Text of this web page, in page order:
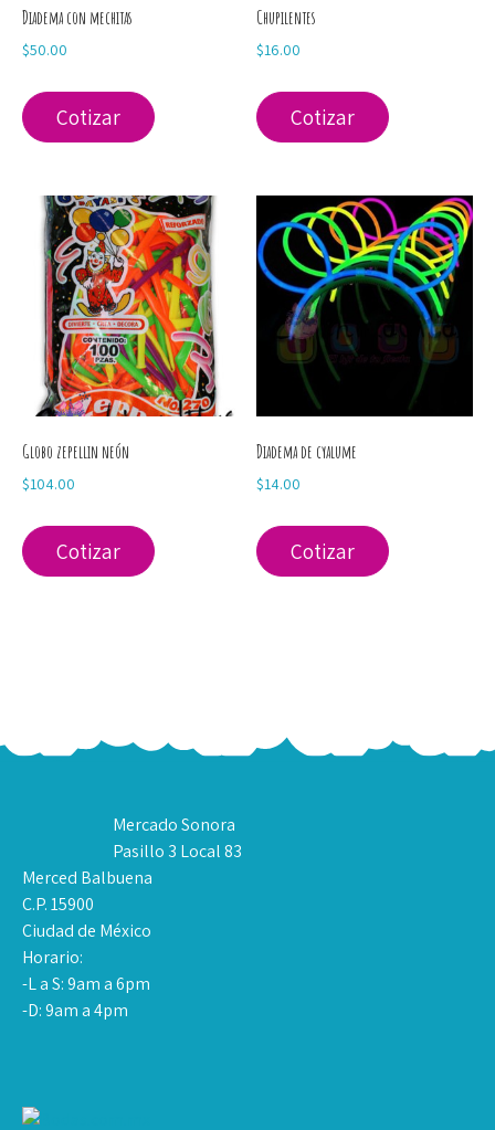
Diadema con mechitas
$50.00
Cotizar
Chupilentes
$16.00
Cotizar
Globo zepellin neón
$104.00
Cotizar
Diadema de cyalume
$14.00
Cotizar
Mercado Sonora
Pasillo 3 Local 83
Merced Balbuena
C.P. 15900
Ciudad de México
Horario:
-L a S: 9am a 6pm
-D: 9am a 4pm